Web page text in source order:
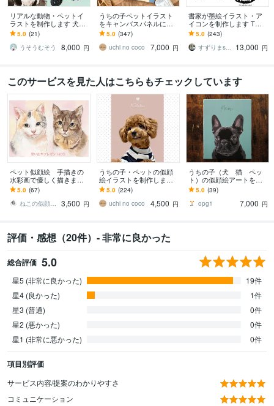
リアルな動物・ペットイ
ラストを制作します 犬・
猫・鳥・爬虫類・虫・魚
など幅広く対応｜商用利
用OK◎
5.0 (21)
うそうむそう
8,000 円
うちの子ペットイラスト
をキャンバスパネルにし
ます 犬・猫の似顔絵を飾
れるオーダーメイドアー
トに
5.0 (347)
uchi no coco
7,000 円
書家が墨絵イラスト・ア
イコンを制作します Tシ
ャツ・ステッカー・SNS
アイコンにも対応｜商用
利用OK
5.0 (243)
すずりまsuzurima 13,000 円
このサービスを見た人はこちらもチェックしています
ペット似顔絵 手描きの
水彩画で優しく描きます
犬・猫その他ペット全般
の似顔絵/プレゼントにも
オススメ◎
5.0 (67)
ねこの似顔絵屋
3,500 円
うちの子・ペットの似顔
絵イラストを制作します
犬・猫のお写真から、や
さしい雰囲気のオーダー
メイドイラストに
5.0 (224)
uchi no coco
4,500 円
うちの子（犬 猫 ペッ
ト）の似顔絵アートを作
ります お気に入りの写真
がアート作品に。本格的
なキャンバスパネル仕上
5.0 (39)
opg1
7,000 円
評価・感想（20件）- 非常に良かった
総合評価 5.0
星5 (非常に良かった)
19件
星4 (良かった)
1件
星3 (普通)
0件
星2 (悪かった)
0件
星1 (非常に悪かった)
0件
項目別評価
サービス内容/提案のわかりやすさ
コミュニケーション